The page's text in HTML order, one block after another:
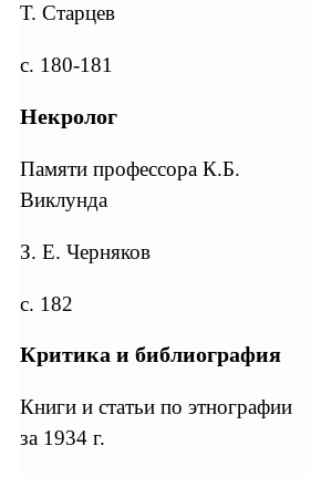
Т. Старцев
с. 180-181
Некролог
Памяти профессора К.Б.
Виклунда
З. Е. Черняков
с. 182
Критика и библиография
Книги и статьи по этнографии
за 1934 г.